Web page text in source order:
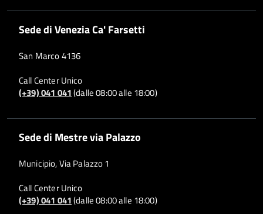
Sede di Venezia Ca' Farsetti
San Marco 4136
Call Center Unico
(+39) 041 041(dalle 08:00 alle 18:00)
Sede di Mestre via Palazzo
Municipio, Via Palazzo 1
Call Center Unico
(+39) 041 041(dalle 08:00 alle 18:00)